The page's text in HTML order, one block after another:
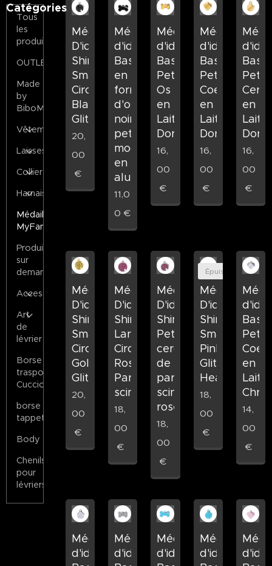
Catégories
Tous
les
produits
OUTLET
Made
by
BiboMilano
Vêtements
Laisses
Collier
Harnais
Médailles
MyFamily
Produits
sur
demande
Accessoires
Art
de
lévrier
Borse
trasporto
Cuccioli
borse
tappeto
Body
Chenils
pour
lévriers
Médaille
D'identification
Shine
Small
Circle
Black
Glitter
20,
00
€
Médaille
d'identification
Basic
en
forme
d'os
noir,
petit
modèle
en
aluminium
11,0
0 €
Médaille
d'identification
Basic
Petit
Os
en
Laiton
Doré
16,
00
€
Médaille
Basic
Petit
Coeur
en
Laiton
Doré
16,
00
€
Basic
Petit
en
Doré
16,
00
€
Médaille
D'identification
Shine
Small
Circle
Gold
Glitter
20,
00
€
Médaille
D'identification
Shine
Large
Circle
Rose
Parties
scintillant
18,
00
€
Médaille
D'identification
Shine
Petit
cercle
de
parties
scintillant
rose
18,
00
€
Médaille
Shine
Small
Pink
Glitter
Heart
Épuisé
18,
00
€
Basic
Petit
en
14,
00
€
Médaille
d'identification
Médaille
d'identification
Médaille
d'identification
Médaille